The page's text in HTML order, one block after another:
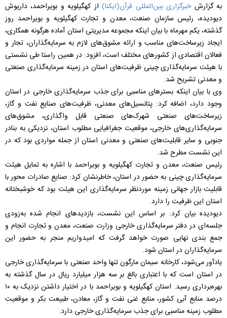
به گزارشخبرگزاری بین‌المللی قرآن(ایکنا)از کهگیلویه و بویراحمد، داریوش
دیودیده، رئیس سازمان صنعت، معدن و تجارت کهگیلویه و بویراحمد روز
گذشته، یکم مهرماه با بیان اینکه مجموعه مدیریتی استان آماده هرگونه همکاری،
ایجاد زیرساخت‌‌های مناسب و ارائه مشوق‌‌های لازم به سرمایه‌گذاران، تجار و
فعالان اقتصادی از کشورهای مختلف است، افزود: در همین راستا طی نشستی
با هیئت سرمایه‌گذاری چینی ظرفیت‌های استان در زمینه سرمایه‌گذاری صنعتی
و معدنی تشریح شد.
وی با بیان اینکه بسترهای مناسبی برای جذب سرمایه‌گذاری خارجی در استان
وجود دارد، اضافه کرد: پتانسیل‌های معدنی، ظرفیت‌های صنایع نفت و گاز،
زیرساخت‌های صنعتی شهرک‌های صنعتی قابل واگذاری، مشوق‌های
سرمایه‌گذاری‌های خارجی، موقعیت جغرافیایی مطلوب استان، نزدیکی به بنادر
جنوبی و سایر قابلیت‌های صنعتی و معدنی استان از جمله مواردی بود که در
این نشست مطرح شد.
رئیس صنعت، معدن و تجارت کهگیلویه و بویراحمد با اشاره به تمایل هیئت
سرمایه‌گذاری چینی به حضور در استان، خاطرنشان کرد: صنایع صادرات محور با
قابلیت بازار جهانی زمینه موردنظر سرمایه‌گذاری این هیئت بود که خوشبختانه
استان این ظرفیت را دارد.
دیودیده بیان کرد: بر اساس این نشست، بازدیدهای انجام شده به‌زودی
جلسه‌ای در دفتر سرمایه‌گذاری خارجی وزارت صنعت، معدن و تجارت انجام و
جمع بندی نهایی صورت خواهد گرفت که امیدواریم منجر به حضور این
سرمایه‌گذاران در استان شود.
یادآور می‌شود، کارخانه سیمان مارگون تنها واحد صنعتی با سرمایه‌گذاری خارجی
در استان است که با اعتباری بالغ بر سه هزار میلیارد ریال در سال گذشته به
بهره‌برداری رسید. استان کهگیلویه و بویراحمد با در اختیار داشتن نزدیک به ۱۰
درصد منابع آبی کشور، منابع غنی نفت و گاز، معادن، طبیعت بکر و موقعیت
مطلوب زمینه مناسبی برای جذب سرمایه‌گذاری خارجی دارد.